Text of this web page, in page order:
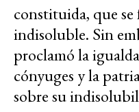
constituida, que
indisoluble. Sin
proclamó la
cónyuges y la
sobre su